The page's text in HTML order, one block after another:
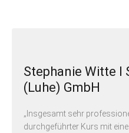
Stephanie Witte I
(Luhe) GmbH
„Insgesamt sehr
durchgeführter Kurs mit